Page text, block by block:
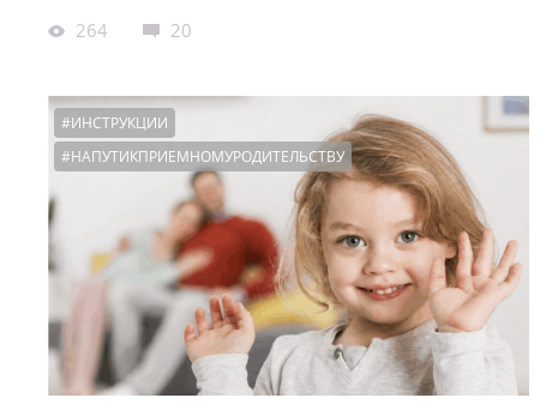
264 20
#ИНСТРУКЦИИ
#НАПУТИКПРИЕМНОМУРОДИТЕЛЬСТВУ